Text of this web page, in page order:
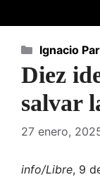
Diez
salvar
27 enero,
info/Libre, 9
Categorías
Ignacio